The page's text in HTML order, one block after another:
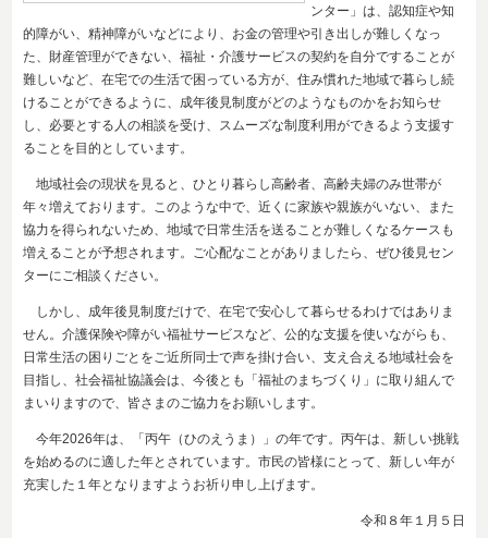
ンター」は、認知症や知
的障がい、精神障がいなどにより、お金の管理や引き出しが難しくなっ
た、財産管理ができない、福祉・介護サービスの契約を自分ですることが
難しいなど、在宅での生活で困っている方が、住み慣れた地域で暮らし続
けることができるように、成年後見制度がどのようなものかをお知らせ
し、必要とする人の相談を受け、スムーズな制度利用ができるよう支援す
ることを目的としています。
地域社会の現状を見ると、ひとり暮らし高齢者、高齢夫婦のみ世帯が
年々増えております。このような中で、近くに家族や親族がいない、また
協力を得られないため、地域で日常生活を送ることが難しくなるケースも
増えることが予想されます。ご心配なことがありましたら、ぜひ後見セン
ターにご相談ください。
しかし、成年後見制度だけで、在宅で安心して暮らせるわけではありま
せん。介護保険や障がい福祉サービスなど、公的な支援を使いながらも、
日常生活の困りごとをご近所同士で声を掛け合い、支え合える地域社会を
目指し、社会福祉協議会は、今後とも「福祉のまちづくり」に取り組んで
まいりますので、皆さまのご協力をお願いします。
今年2026年は、「丙午（ひのえうま）」の年です。丙午は、新しい挑戦
を始めるのに適した年とされています。市民の皆様にとって、新しい年が
充実した１年となりますようお祈り申し上げます。
令和８年１ 月５日